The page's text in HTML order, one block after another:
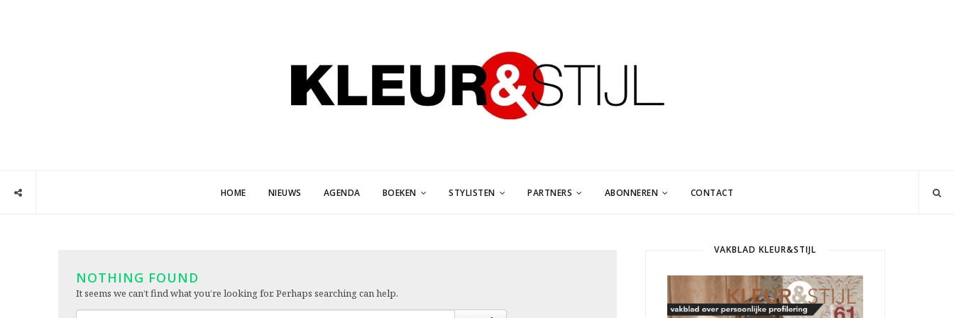
HOME NIEUWS AGENDA BOEKEN STYLISTEN PARTNERS ABONNEREN CONTACT
NOTHING FOUND
It seems we can’t find what you’re looking for. Perhaps searching can help.
VAKBLAD KLEUR&STIJL